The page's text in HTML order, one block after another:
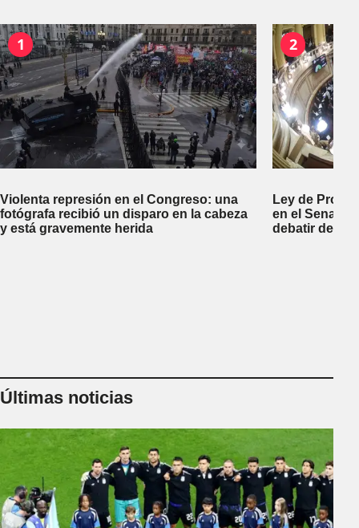
1
Violenta represión en el Congreso: una
fotógrafa recibió un disparo en la cabeza
y está gravemente herida
2
Ley de
en el Senado
debatir
Últimas noticias